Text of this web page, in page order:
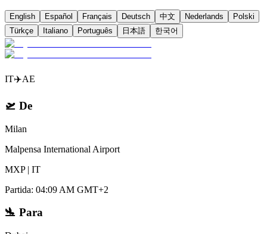
English Español Français Deutsch 中文 Nederlands
Polski
Türkçe
Italiano Português 日本語 한국어
IT✈️AE
🛫 De
Milan
Malpensa International Airport
MXP| IT
Partida: 04:09 AM GMT+2
🛬 Para